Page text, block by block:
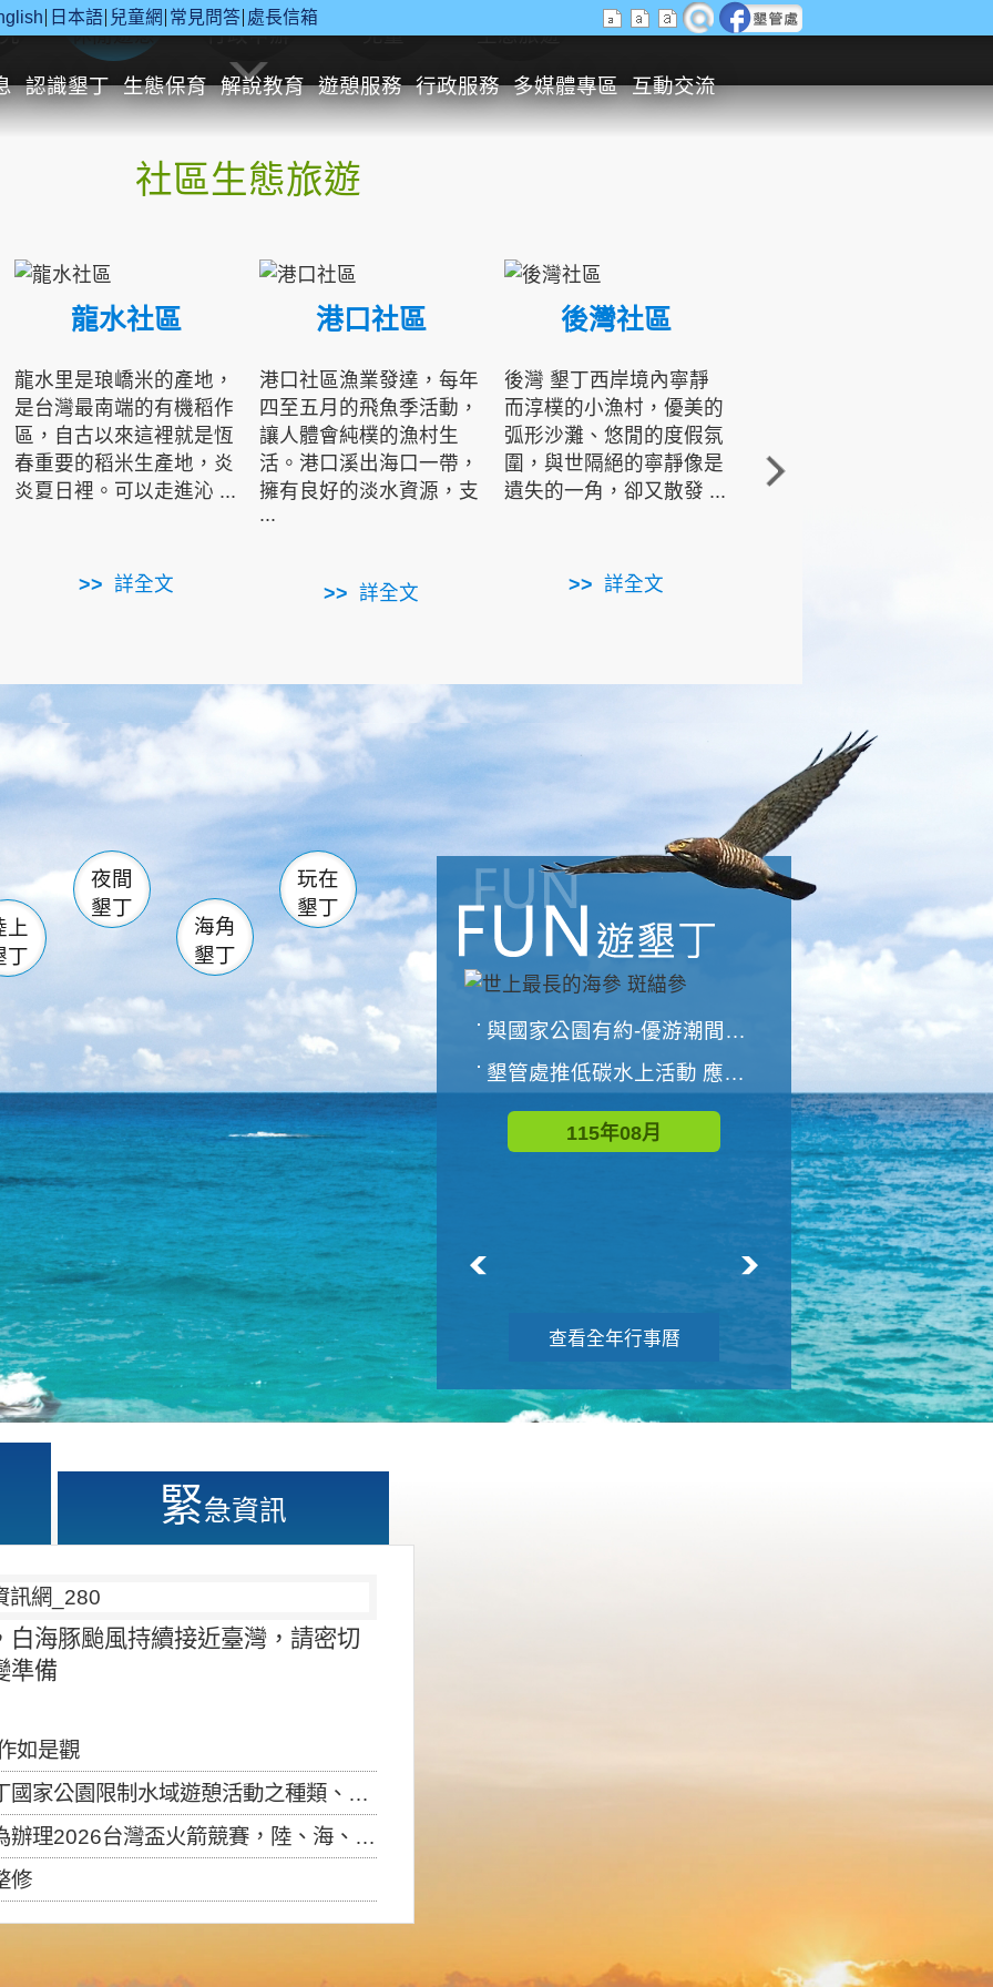
日本語 兒童網 常見問答 處長信箱
認識墾丁 生態保育 解說教育 遊憩服務 行政服務 多媒體專區 互動交流
休閒遊憩 行政申辦 兒童 生態旅遊
社區生態旅遊
龍水社區
龍水里是琅嶠米的產地，
是台灣最南端的有機稻作
區，自古以來這裡就是恆
春重要的稻米生產地，炎
炎夏日裡。可以走進沁 ...
詳全文
港口社區
港口社區漁業發達，每年
四至五月的飛魚季活動，
讓人體會純樸的漁村生
活。港口溪出海口一帶，
擁有良好的淡水資源，支
...
詳全文
後灣社區
後灣 墾丁西岸境內寧靜
而淳樸的小漁村，優美的
弧形沙灘、悠閒的度假氛
圍，與世隔絕的寧靜像是
遺失的一角，卻又散發 ...
詳全文
角的端點，冬季海浪拍打
著礁岸，旺盛的侵蝕作
南仁湖
滿州 佳樂水
森林遊樂區
墾管處遊客中心
社頂公園 風吹沙
船帆石 龍磐公園
香蕉灣 龍坑
鵝鑾鼻
上
丁
夜間
墾丁
海角
墾丁
玩在
墾丁
與國家公園有約-優游潮間探險者
墾管處推低碳水上活動 應屆畢業生限額免費參加
115年08月
世界地球清潔日 墾管處辦理「2026年墾丁國家公園沙灘淨灘活動
115年09月
查看全年行事曆
緊急資訊
海豚颱風持續接近臺灣，請密切
準備
如是觀
制水域遊憩活動之種類、範圍、時間及行為」，自即日生效。
盃火箭競賽，陸、海、空域警戒及協調相關事宜，因颱風備案事宜
修